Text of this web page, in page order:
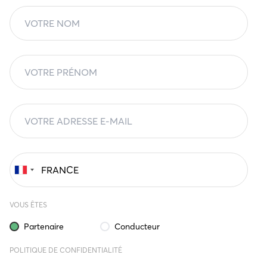
VOUS ÊTES
Partenaire Conducteur
POLITIQUE DE CONFIDENTIALITÉ